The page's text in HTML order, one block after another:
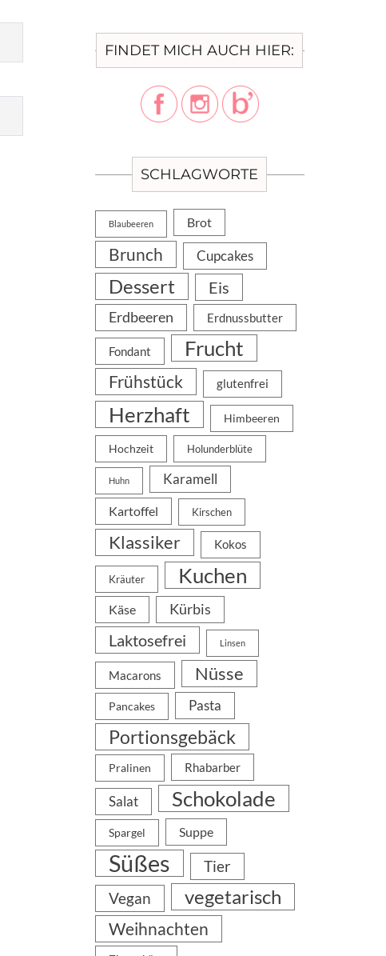
FINDET MICH AUCH HIER:
SCHLAGWORTE
Blaubeeren Brot
Brunch Cupcakes
Dessert Eis
Erdbeeren Erdnussbutter
Fondant Frucht
Frühstück glutenfrei
Herzhaft Himbeeren
Hochzeit Holunderblüte
Huhn Karamell
Kartoffel Kirschen
Klassiker Kokos
Kräuter Kuchen
Käse Kürbis
Laktosefrei Linsen
Macarons Nüsse
Pancakes Pasta
Portionsgebäck
Pralinen Rhabarber
Salat Schokolade
Spargel Suppe
Süßes
Tier
Vegan
vegetarisch
Weihnachten